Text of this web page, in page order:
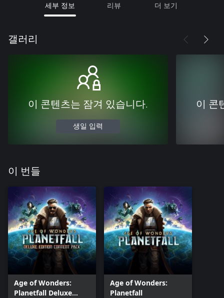
세부 정보 리뷰 더 보기
갤러리
이 콘텐츠는 잠겨 있습니다.
생일 입력
이 콘
이 번들
Age of Wonders:
Planetfall Deluxe
Age of Wonders:
Planetfall